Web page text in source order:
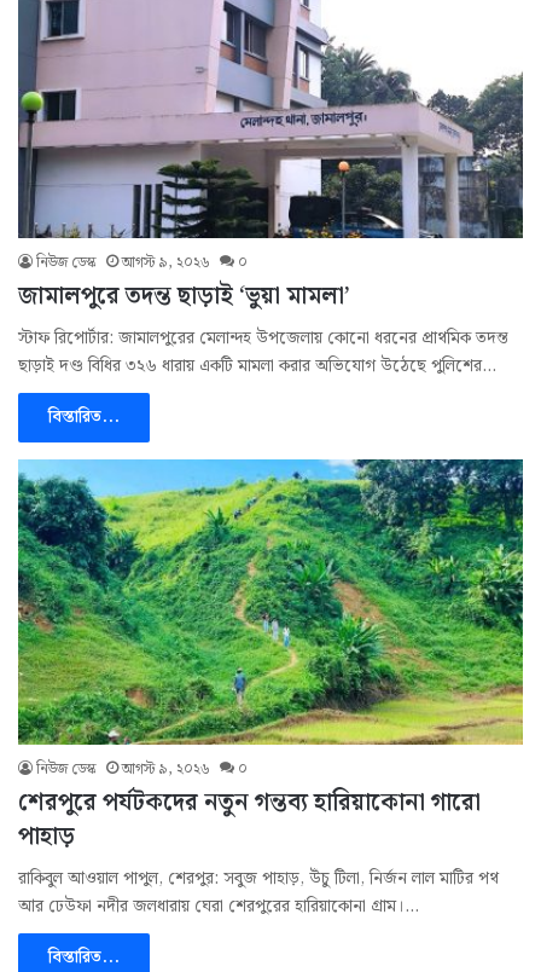
নিউজ ডেস্ক আগস্ট ৯, ২০২৬ ০
জামালপুরে তদন্ত ছাড়াই ‘ভুয়া মামলা’
স্টাফ রিপোর্টার: জামালপুরের মেলান্দহ উপজেলায় কোনো ধরনের প্রাথমিক তদন্ত
ছাড়াই দণ্ড বিধির ৩২৬ ধারায় একটি মামলা করার অভিযোগ উঠেছে পুলিশের…
বিস্তারিত...
নিউজ ডেস্ক আগস্ট ৯, ২০২৬ ০
শেরপুরে পর্যটকদের নতুন গন্তব্য হারিয়াকোনা গারো
পাহাড়
রাকিবুল আওয়াল পাপুল, শেরপুর: সবুজ পাহাড়, উঁচু টিলা, নির্জন লাল মাটির পথ
আর ঢেউফা নদীর জলধারায় ঘেরা শেরপুরের হারিয়াকোনা গ্রাম।…
বিস্তারিত...